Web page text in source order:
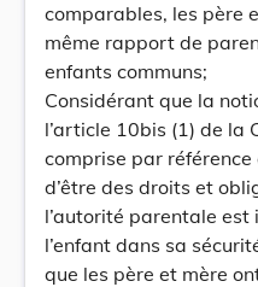
comparables, les père
même rapport de
enfants communs;
Considérant que la
l’article 10bis (1) de la
comprise par
d’être des droits et
l’autorité parentale
l’enfant dans sa
que les père et mère